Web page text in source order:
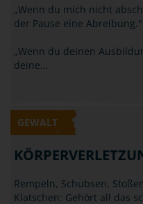
„Wenn du mich nicht
der Pause eine Abreibung."
„Wenn du deinen
deine…
GEWALT
Rempeln, Schubsen,
Klatschen: Gehört all das